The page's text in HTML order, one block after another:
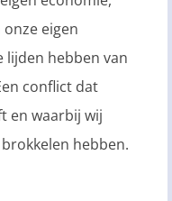
eigen
lijden hebben van
conflict dat
en waarbij wij
hebben.